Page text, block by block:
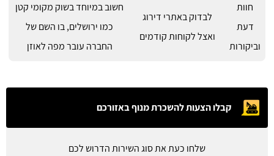
חוות
דעת
וביקורות
לבדוק באתרי דירוג
ואצל לקוחות קודמים
חשוב במיוחד בשוק מקומי קטן
כמו ירושלים, בו השם של
החברה עובר מפה לאוזן
קבלו הצעות להשכרת מנוף באזורכם
שלחו כעת את סוג השירות הדרוש לכם